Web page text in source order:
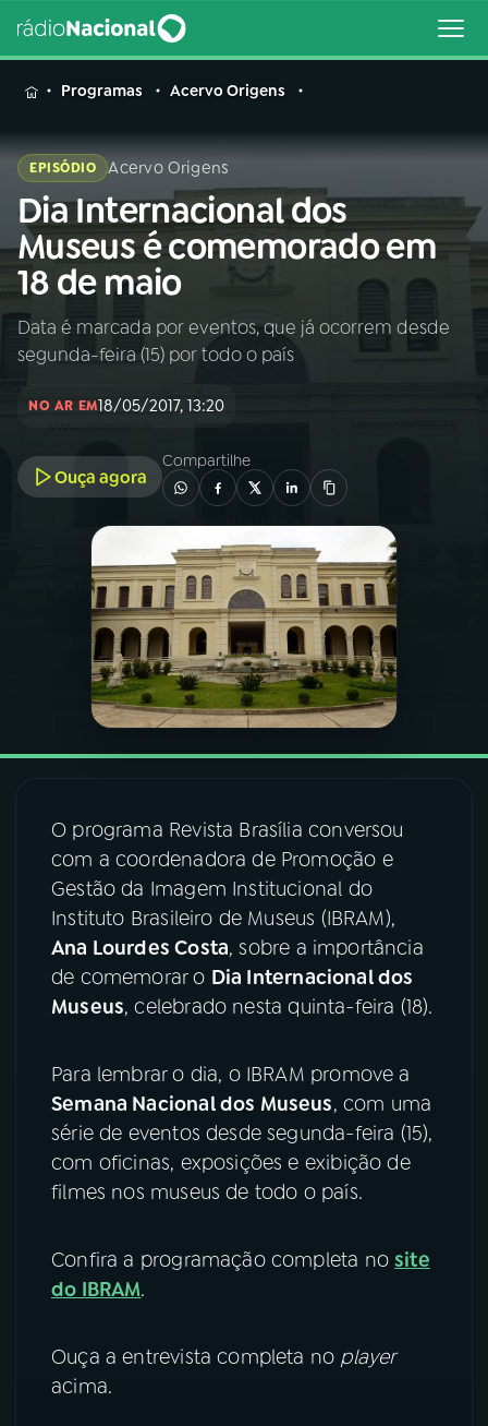
MENU
Buscar
na
Rádio
Nacional
Buscar
AO VIVO
INÍCIO
A RÁDIO
PROGRAMAÇÃO
PROGRAMAS
PODCASTS
06VIDEOCASTS
07ÚLTIMAS
08 FESTIVAL DE MÚSICA
ACOMPANHE A RÁDIO NACIONAL
YouTube Facebook
Instagram X
TikTok
Programas Acervo Origens
EPISÓDIO Acervo Origens
Dia Internacional dos
Museus é comemorado em
18 de maio
Data é marcada por eventos, que já ocorrem desde
segunda-feira (15) por todo o país
NO AR EM18/05/2017, 13:20
Ouça agora
Compartilhe
O programa Revista Brasília conversou
com a coordenadora de Promoção e
Gestão da Imagem Institucional do
Instituto Brasileiro de Museus (IBRAM),
Ana Lourdes Costa, sobre a importância
de comemorar o Dia Internacional dos
Museus, celebrado nesta quinta-feira (18).
Para lembrar o dia, o IBRAM promove a
Semana Nacional dos Museus, com uma
série de eventos desde segunda-feira (15),
com oficinas, exposições e exibição de
filmes nos museus de todo o país.
Confira a programação completa nosite
do IBRAM.
Ouça a entrevista completa no player
acima.